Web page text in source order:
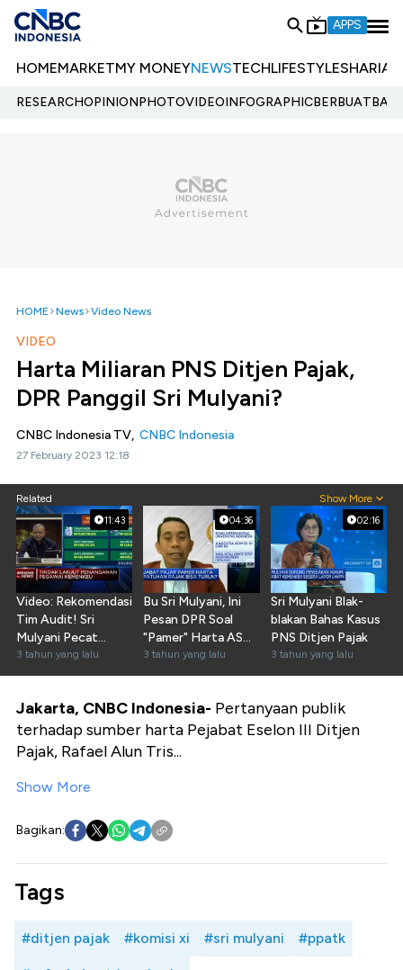
APPS
HOMEMARKETMY MONEYNEWSTECHLIFESTYLESHARIA
RESEARCHOPINIONPHOTOVIDEOINFOGRAPHIC
HOME News Video News
VIDEO
Harta Miliaran PNS Ditjen Pajak,
DPR Panggil Sri Mulyani?
CNBC Indonesia TV, CNBC Indonesia
27 February 2023 12:18
Related Show More
11:43
Video: Rekomendasi
Tim Audit! Sri
Mulyani Pecat
Rafael Alun
3 tahun yang lalu
04:36
Bu Sri Mulyani, Ini
Pesan DPR Soal
"Pamer" Harta ASN
Pajak
3 tahun yang lalu
02:16
Sri Mulyani Blak-
blakan Bahas Kasus
PNS Ditjen Pajak
3 tahun yang lalu
Jakarta, CNBC Indonesia- Pertanyaan publik
terhadap sumber harta Pejabat Eselon III Ditjen
Pajak, Rafael Alun Tris...
Show More
Bagikan:
Tags
#ditjen pajak #komisi xi #sri mulyani #ppatk